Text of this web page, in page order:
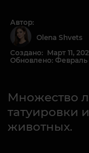
Автор:
Olena Shvets
Создано: Март 11,
Обновлено: Февраль
Множество
татуировки
животных.